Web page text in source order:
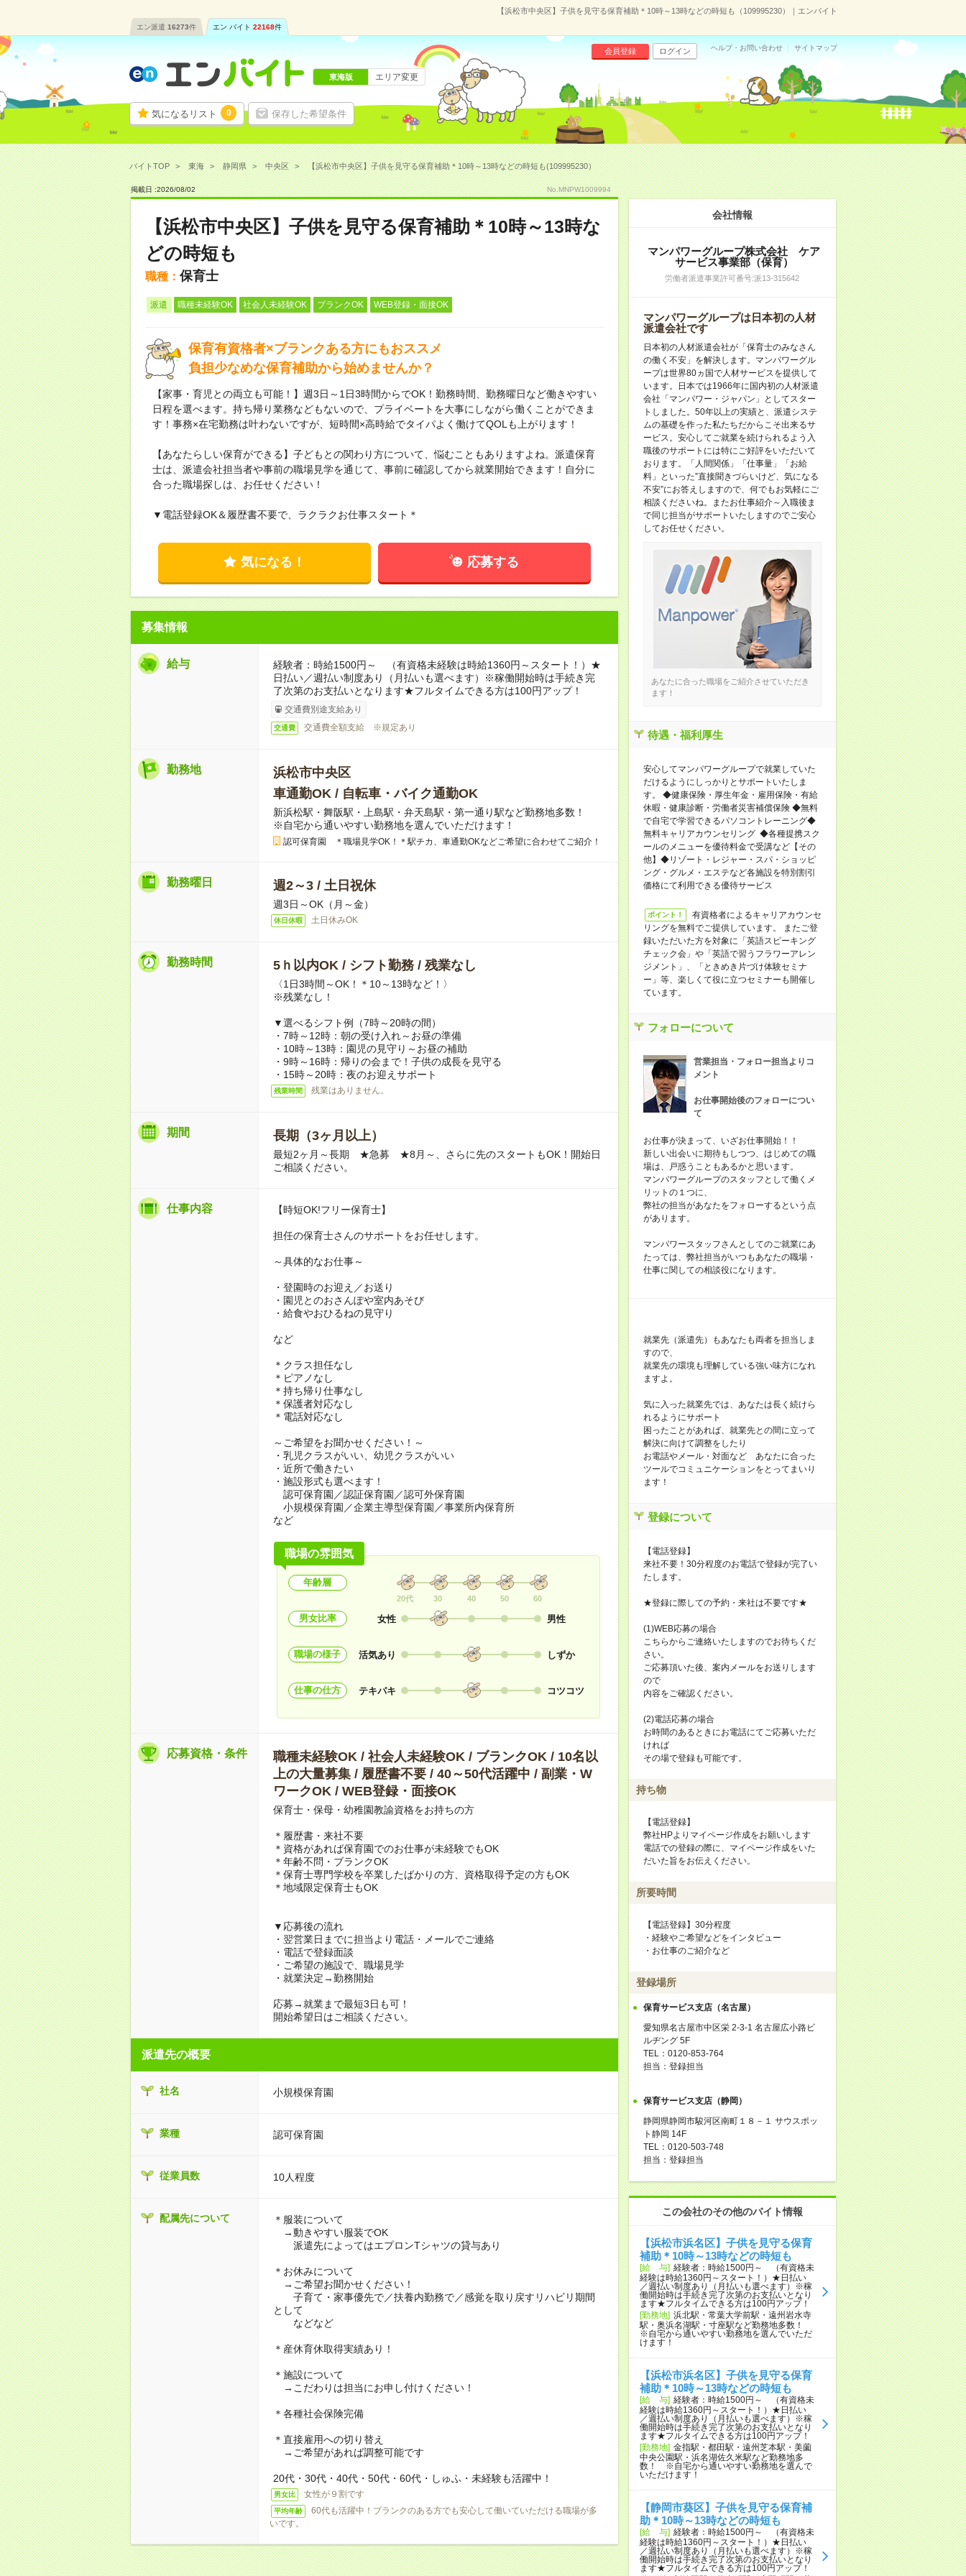
【浜松市中央区】子供を見守る保育補助＊10時～13時などの時短も（109995230）｜エンバイト
エン派遣 16273件 エン バイト 22168件
気になるリスト 0 保存した希望条件
会員登録 ログイン ヘルプ・お問い合わせ サイトマップ
東海版 エリア変更
バイトTOP 東海 静岡県 中央区 【浜松市中央区】子供を見守る保育補助＊10時～13時などの時短も(109995230）
掲載日 :2026/08/02 No.MNPW1009994
【浜松市中央区】子供を見守る保育補助＊10時～13時な
どの時短も
職種： 保育士
派遣 職種未経験OK 社会人未経験OK ブランクOK WEB登録・面接OK
保育有資格者×ブランクある方にもおススメ
負担少なめな保育補助から始めませんか？
【家事・育児との両立も可能！】週3日～1日3時間からでOK！勤務時間、勤務曜日など働きやすい
日程を選べます。持ち帰り業務などもないので、プライベートを大事にしながら働くことができま
す！事務×在宅勤務は叶わないですが、短時間×高時給でタイパよく働けてQOLも上がります！
【あなたらしい保育ができる】子どもとの関わり方について、悩むこともありますよね。派遣保育
士は、派遣会社担当者や事前の職場見学を通じて、事前に確認してから就業開始できます！自分に
合った職場探しは、お任せください！
▼電話登録OK＆履歴書不要で、ラクラクお仕事スタート＊
気になる！ 応募する
募集情報
給与
経験者：時給1500円～ （有資格未経験は時給1360円～スタート！）★
日払い／週払い制度あり（月払いも選べます）※稼働開始時は手続き完
了次第のお支払いとなります★フルタイムできる方は100円アップ！
交通費別途支給あり
交通費 交通費全額支給 ※規定あり
勤務地
浜松市中央区
車通勤OK / 自転車・バイク通勤OK
新浜松駅・舞阪駅・上島駅・弁天島駅・第一通り駅など勤務地多数！
※自宅から通いやすい勤務地を選んでいただけます！
認可保育園 ＊職場見学OK！＊駅チカ、車通勤OKなどご希望に合わせてご紹介！
勤務曜日 週2～3 / 土日祝休
週3日～OK（月～金）
休日休暇 土日休みOK
勤務時間 5ｈ以内OK / シフト勤務 / 残業なし
〈1日3時間～OK！＊10～13時など！〉
※残業なし！
▼選べるシフト例（7時～20時の間）
・7時～12時：朝の受け入れ～お昼の準備
・10時～13時：園児の見守り～お昼の補助
・9時～16時：帰りの会まで！子供の成長を見守る
・15時～20時：夜のお迎えサポート
残業時間 残業はありません。
期間 長期（3ヶ月以上）
最短2ヶ月～長期 ★急募 ★8月～、さらに先のスタートもOK！開始日
ご相談ください。
仕事内容 【時短OK!フリー保育士】
担任の保育士さんのサポートをお任せします。
～具体的なお仕事～
・登園時のお迎え／お送り
・園児とのおさんぽや室内あそび
・給食やおひるねの見守り
など
＊クラス担任なし
＊ピアノなし
＊持ち帰り仕事なし
＊保護者対応なし
＊電話対応なし
～ご希望をお聞かせください！～
・乳児クラスがいい、幼児クラスがいい
・近所で働きたい
・施設形式も選べます！
認可保育園／認証保育園／認可外保育園
小規模保育園／企業主導型保育園／事業所内保育所
など
職場の雰囲気
年齢層
20代 30 40 50 60
男女比率 女性 男性
職場の様子 活気あり しずか
仕事の仕方 テキパキ コツコツ
応募資格・条件
職種未経験OK / 社会人未経験OK / ブランクOK / 10名以
上の大量募集 / 履歴書不要 / 40～50代活躍中 / 副業・W
ワークOK / WEB登録・面接OK
保育士・保母・幼稚園教諭資格をお持ちの方
＊履歴書・来社不要
＊資格があれば保育園でのお仕事が未経験でもOK
＊年齢不問・ブランクOK
＊保育士専門学校を卒業したばかりの方、資格取得予定の方もOK
＊地域限定保育士もOK
▼応募後の流れ
・翌営業日までに担当より電話・メールでご連絡
・電話で登録面談
・ご希望の施設で、職場見学
・就業決定→勤務開始
応募→就業まで最短3日も可！
開始希望日はご相談ください。
派遣先の概要
社名 小規模保育園
業種 認可保育園
従業員数 10人程度
配属先について
＊服装について
→動きやすい服装でOK
派遣先によってはエプロンTシャツの貸与あり
＊お休みについて
→ご希望お聞かせください！
子育て・家事優先で／扶養内勤務で／感覚を取り戻すリハビリ期間
として
などなど
＊産休育休取得実績あり！
＊施設について
→こだわりは担当にお申し付けください！
＊各種社会保険完備
＊直接雇用への切り替え
→ご希望があれば調整可能です
20代・30代・40代・50代・60代・しゅふ・未経験も活躍中！
男女比 女性が９割です
平均年齢
60代も活躍中！ブランクのある方でも安心して働いていただける職場が多
いです。
会社情報
マンパワーグループ株式会社 ケア
サービス事業部（保育）
労働者派遣事業許可番号:派13-315642
マンパワーグループは日本初の人材
派遣会社です
日本初の人材派遣会社が「保育士のみなさん
の働く不安」を解決します。マンパワーグル
ープは世界80ヵ国で人材サービスを提供して
います。日本では1966年に国内初の人材派遣
会社「マンパワー・ジャパン」としてスター
トしました。50年以上の実績と、派遣システ
ムの基礎を作った私たちだからこそ出来るサ
ービス。安心してご就業を続けられるよう入
職後のサポートには特にご好評をいただいて
おります。「人間関係」「仕事量」「お給
料」といった”直接聞きづらいけど、気になる
不安”にお答えしますので、何でもお気軽にご
相談くださいね。またお仕事紹介～入職後ま
で同じ担当がサポートいたしますのでご安心
してお任せください。
あなたに合った職場をご紹介させていただき
ます！
待遇・福利厚生
安心してマンパワーグループで就業していた
だけるようにしっかりとサポートいたしま
す。 ◆健康保険・厚生年金・雇用保険・有給
休暇・健康診断・労働者災害補償保険 ◆無料
で自宅で学習できるパソコントレーニング◆
無料キャリアカウンセリング ◆各種提携スク
ールのメニューを優待料金で受講など【その
他】◆リゾート・レジャー・スパ・ショッピ
ング・グルメ・エステなど各施設を特別割引
価格にて利用できる優待サービス
ポイント！
有資格者によるキャリアカウンセ
リングを無料でご提供しています。 またご登
録いただいた方を対象に「英語スピーキング
チェック会」や「英語で習うフラワーアレン
ジメント」、「ときめき片づけ体験セミナ
ー」等、楽しくて役に立つセミナーも開催し
ています。
フォローについて
営業担当・フォロー担当よりコ
メント
お仕事開始後のフォローについ
て
お仕事が決まって、いざお仕事開始！！
新しい出会いに期待もしつつ、はじめての職
場は、戸惑うこともあるかと思います。
マンパワーグループのスタッフとして働くメ
リットの１つに、
弊社の担当があなたをフォローするという点
があります。
マンパワースタッフさんとしてのご就業にあ
たっては、弊社担当がいつもあなたの職場・
仕事に関しての相談役になります。
就業先（派遣先）もあなたも両者を担当しま
すので、
就業先の環境も理解している強い味方になれ
ますよ。
気に入った就業先では、あなたは長く続けら
れるようにサポート
困ったことがあれば、就業先との間に立って
解決に向けて調整をしたり
お電話やメール・対面など あなたに合った
ツールでコミュニケーションをとってまいり
ます！
登録について
【電話登録】
来社不要！30分程度のお電話で登録が完了い
たします。
★登録に際しての予約・来社は不要です★
(1)WEB応募の場合
こちらからご連絡いたしますのでお待ちくだ
さい。
ご応募頂いた後、案内メールをお送りします
ので
内容をご確認ください。
(2)電話応募の場合
お時間のあるときにお電話にてご応募いただ
ければ
その場で登録も可能です。
持ち物
【電話登録】
弊社HPよりマイページ作成をお願いします
電話での登録の際に、マイページ作成をいた
だいた旨をお伝えください。
所要時間
【電話登録】30分程度
・経験やご希望などをインタビュー
・お仕事のご紹介など
登録場所
保育サービス支店（名古屋）
愛知県名古屋市中区栄 2-3-1 名古屋広小路ビ
ルヂング 5F
TEL：0120-853-764
担当：登録担当
保育サービス支店（静岡）
静岡県静岡市駿河区南町１８－１ サウスポッ
ト静岡 14F
TEL：0120-503-748
担当：登録担当
この会社のその他のバイト情報
【浜松市浜名区】子供を見守る保育
補助＊10時～13時などの時短も
[給 与] 経験者：時給1500円～ （有資格未
経験は時給1360円～スタート！）★日払い
／週払い制度あり（月払いも選べます）※稼
働開始時は手続き完了次第のお支払いとなり
ます★フルタイムできる方は100円アップ！
[勤務地] 浜北駅・常葉大学前駅・遠州岩水寺
駅・奥浜名湖駅・寸座駅など勤務地多数！
※自宅から通いやすい勤務地を選んでいただ
けます！
【浜松市浜名区】子供を見守る保育
補助＊10時～13時などの時短も
[給 与] 経験者：時給1500円～ （有資格未
経験は時給1360円～スタート！）★日払い
／週払い制度あり（月払いも選べます）※稼
働開始時は手続き完了次第のお支払いとなり
ます★フルタイムできる方は100円アップ！
[勤務地] 金指駅・都田駅・遠州芝本駅・美薗
中央公園駅・浜名湖佐久米駅など勤務地多
数！ ※自宅から通いやすい勤務地を選んで
いただけます！
【静岡市葵区】子供を見守る保育補
助＊10時～13時などの時短も
[給 与] 経験者：時給1500円～ （有資格未
経験は時給1360円～スタート！）★日払い
／週払い制度あり（月払いも選べます）※稼
働開始時は手続き完了次第のお支払いとなり
ます★フルタイムできる方は100円アップ！